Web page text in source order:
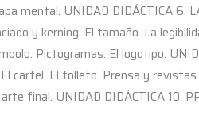
mental. UNIDAD DIDÁCTICA 6.
y kerning. El tamaño. La
Pictogramas. El logotipo.
cartel. El folleto. Prensa y
final. UNIDAD DIDÁCTICA 10.